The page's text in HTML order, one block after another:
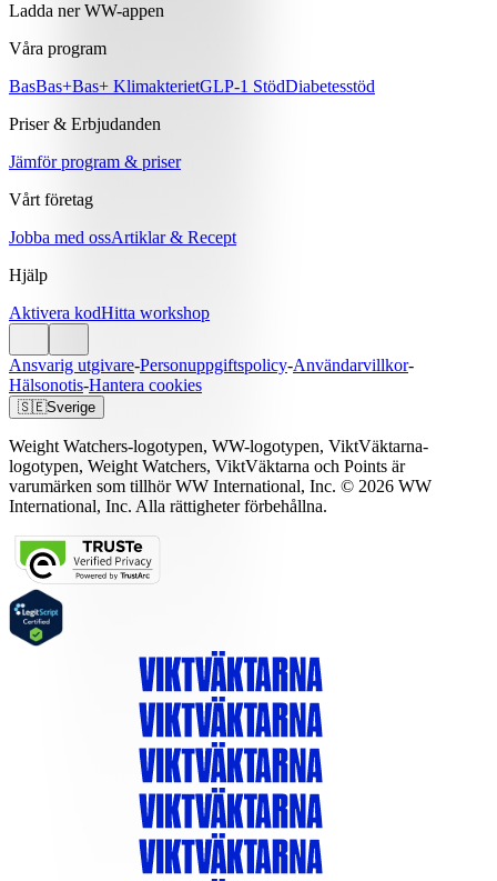
Ladda ner WW-appen
Våra program
BasBas+Bas+ KlimakterietGLP-1 StödDiabetesstöd
Priser & Erbjudanden
Jämför program & priser
Vårt företag
Jobba med ossArtiklar & Recept
Hjälp
Aktivera kodHitta workshop
Ansvarig utgivare-Personuppgiftspolicy-Användarvillkor-
Hälsonotis-Hantera cookies
🇸🇪Sverige
Weight Watchers-logotypen, WW-logotypen, ViktVäktarna-
logotypen, Weight Watchers, ViktVäktarna och Points är
varumärken som tillhör WW International, Inc. © 2026 WW
International, Inc. Alla rättigheter förbehållna.